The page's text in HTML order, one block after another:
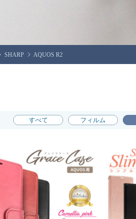
SHARP AQUOS R2
すべて フィルム